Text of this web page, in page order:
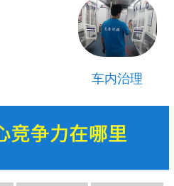
车内治理